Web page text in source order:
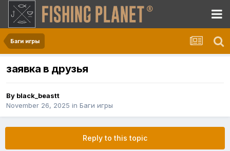
Баги игры
заявка в друзья
By black_beastt
November 26, 2025 in Баги игры
Reply to this topic